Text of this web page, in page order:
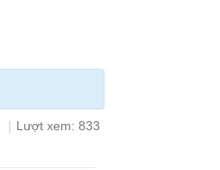
| Lượt xem: 833